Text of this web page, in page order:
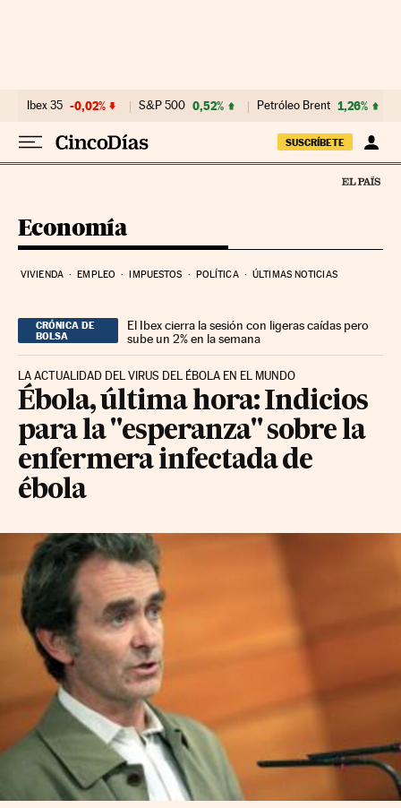
Ibex 35 -0,02% S&P 500 0,52% Petróleo Brent 1,26%
SUSCRÍBETE
Economía
VIVIENDA EMPLEO IMPUESTOS POLÍTICA ÚLTIMAS NOTICIAS
CRÓNICA DE
BOLSA
El Ibex cierra la sesión con ligeras caídas pero
sube un 2% en la semana
LA ACTUALIDAD DEL VIRUS DEL ÉBOLA EN EL MUNDO
Ébola, última hora: Indicios
para la "esperanza" sobre la
enfermera infectada de
ébola